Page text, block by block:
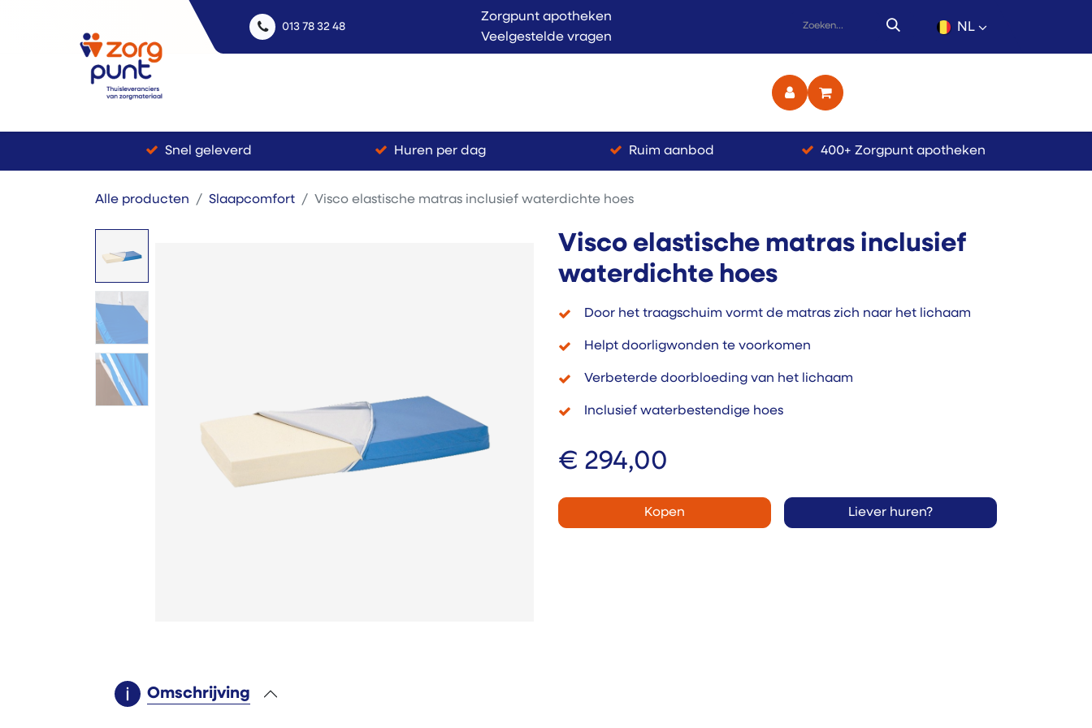
013 78 32 48
Zorgpunt apotheken
Veelgestelde vragen
NL
Snel geleverd Huren per dag Ruim aanbod 400+ Zorgpunt apotheken
Alle producten Slaapcomfort Visco elastische matras inclusief waterdichte hoes
Visco elastische matras inclusief
waterdichte hoes
Door het traagschuim vormt de matras zich naar het lichaam
Helpt doorligwonden te voorkomen
Verbeterde doorbloeding van het lichaam
Inclusief waterbestendige hoes
€ 294,00
Kopen Liever huren?
Omschrijving